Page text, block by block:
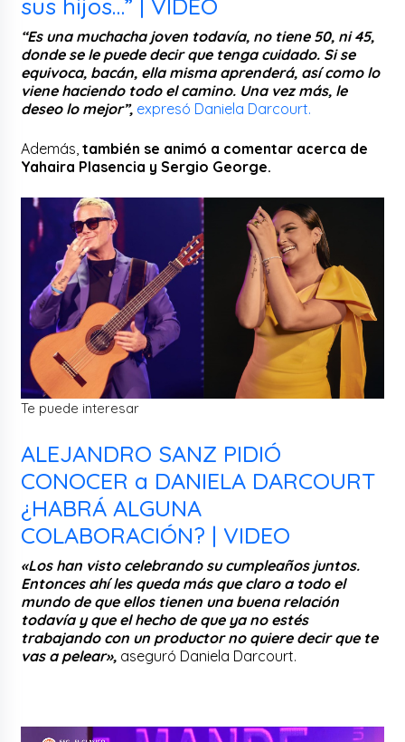
sus hijos…” | VIDEO
“Es una muchacha joven todavía, no tiene 50, ni 45,
donde se le puede decir que tenga cuidado. Si se
equivoca, bacán, ella misma aprenderá, así como lo
viene haciendo todo el camino. Una vez más, le
deseo lo mejor”, expresó Daniela Darcourt.
Además,también se animó a comentar acerca de
Yahaira Plasencia y Sergio George.
Te puede interesar
ALEJANDRO SANZ PIDIÓ
CONOCER a DANIELA DARCOURT
¿HABRÁ ALGUNA
COLABORACIÓN? | VIDEO
«Los han visto celebrando su cumpleaños juntos.
Entonces ahí les queda más que claro a todo el
mundo de que ellos tienen una buena relación
todavía y que el hecho de que ya no estés
trabajando con un productor no quiere decir que te
vas a pelear», aseguró Daniela Darcourt.